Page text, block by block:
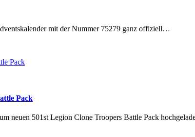
mit der Nummer 75279 ganz offiziell…
Pack
neuen 501st Legion Clone Troopers Battle Pack